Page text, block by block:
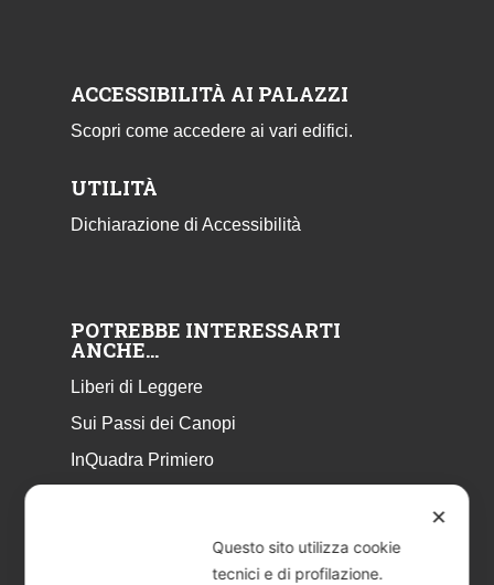
ACCESSIBILITÀ AI PALAZZI
Scopri come accedere ai vari edifici.
UTILITÀ
Dichiarazione di Accessibilità
POTREBBE INTERESSARTI
ANCHE…
Liberi di Leggere
Sui Passi dei Canopi
InQuadra Primiero
✕
Questo sito utilizza cookie
tecnici e di profilazione.